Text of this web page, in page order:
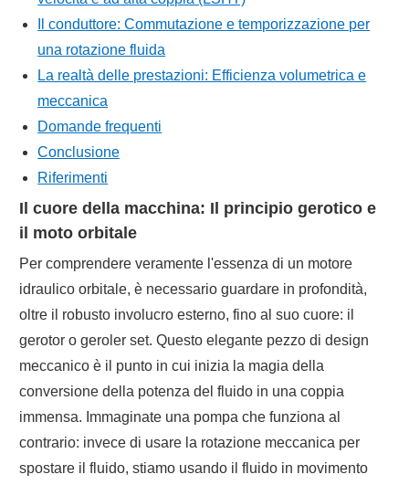
Il conduttore: Commutazione e temporizzazione per
una rotazione fluida
La realtà delle prestazioni: Efficienza volumetrica e
meccanica
Domande frequenti
Conclusione
Riferimenti
Il cuore della macchina: Il principio gerotico e
il moto orbitale
Per comprendere veramente l'essenza di un motore
idraulico orbitale, è necessario guardare in profondità,
oltre il robusto involucro esterno, fino al suo cuore: il
gerotor o geroler set. Questo elegante pezzo di design
meccanico è il punto in cui inizia la magia della
conversione della potenza del fluido in una coppia
immensa. Immaginate una pompa che funziona al
contrario: invece di usare la rotazione meccanica per
spostare il fluido, stiamo usando il fluido in movimento